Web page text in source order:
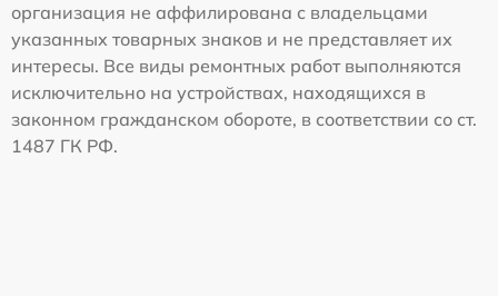
организация не аффилирована с владельцами
указанных товарных знаков и не представляет их
интересы. Все виды ремонтных работ выполняются
исключительно на устройствах, находящихся в
законном гражданском обороте, в соответствии со ст.
1487 ГК РФ.